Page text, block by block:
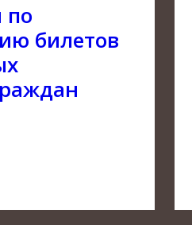
по
билетов